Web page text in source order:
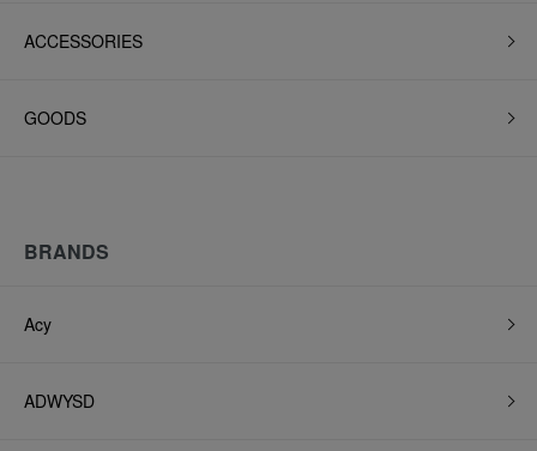
ACCESSORIES
GOODS
BRANDS
Acy
ADWYSD